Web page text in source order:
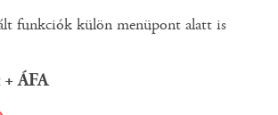
ÁFA
funkciók külön menüpont alatt is